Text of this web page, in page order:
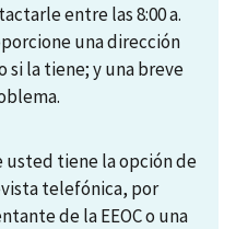
entre las 8:00 a.
una dirección
la tiene; y una breve
usted tiene la opción de
telefónica, por
de la EEOC o una